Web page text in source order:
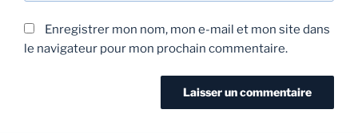
Enregistrer mon nom, mon e-mail et mon site dans
le navigateur pour mon prochain commentaire.